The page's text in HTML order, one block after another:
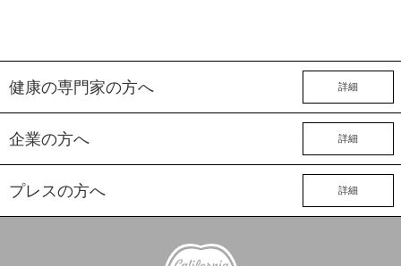
健康の専門家の方へ 詳細
企業の方へ 詳細
プレスの方へ 詳細